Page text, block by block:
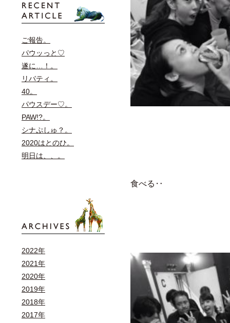
ご報告。
パウッっと♡
遂に…！。
リバティ。
40。
パウスデー♡。
PAW!?。
シナぷしゅ？。
2020はとのひ。
明日は、、。
2022年
2021年
2020年
2019年
2018年
2017年
食べる‥